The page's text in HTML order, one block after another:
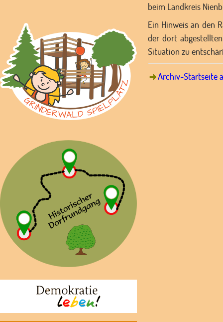
beim Landkreis
Ein Hinweis an den
der dort
Situation zu
Archiv-Startseite